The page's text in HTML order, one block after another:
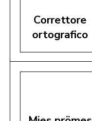
Correttore
ortografico